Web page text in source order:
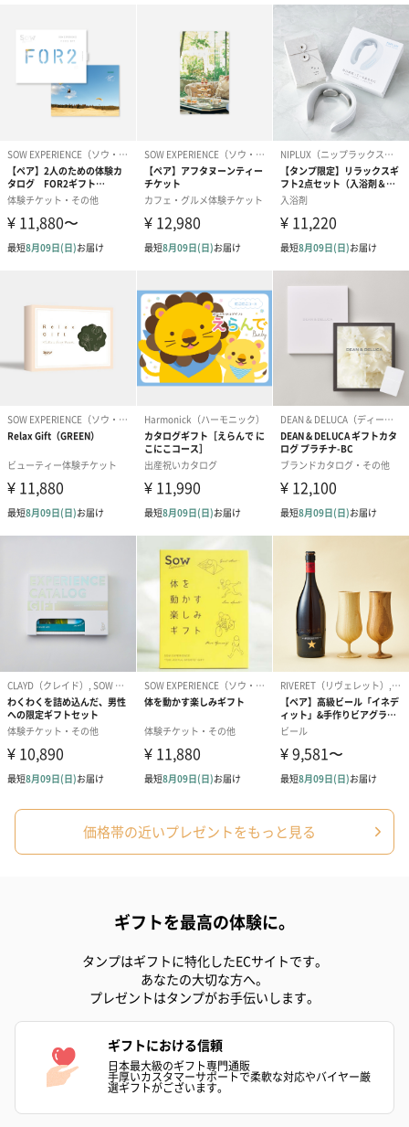
ッシュローズ
リラックスグッズ
かき氷入浴剤4点セット
（ブルー）（748円）
かき氷入浴剤4点セット
（イエロー）（748円）
【Thank you
円）
ハンドタオル・ハンカチ
ハンドタオル・ハンカチを同梱してお届けいたします。ギフトへ
の＋αにおすすめです。
ンク）（1,760円）
花束ハンドタオル（ブ
ルー）（1,760円）
花束ハンドタ
ワイト）（
キャンドル・お香
フラッグカプセル：イ
ンセンススティック
フラッグカプセル：イ
ンセンススティック
（880円）
お酒
価格帯の近いプレゼントをもっと見る
ギフトを最高の体験に。
タンプはギフトに特化したECサイトです。
あなたの大切な方へ。
プレゼントはタンプがお手伝いします。
ギフトにおける信頼
日本最大級のギフト専門通販
手厚いカスタマーサポートで柔軟な対応やバイヤー厳
選ギフトがございます。